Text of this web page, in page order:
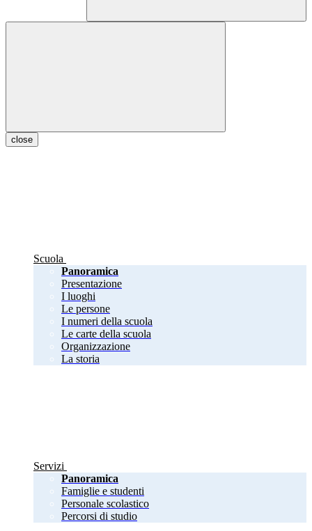
close
Scuola
Panoramica
Presentazione
I luoghi
Le persone
I numeri della scuola
Le carte della scuola
Organizzazione
La storia
Servizi
Panoramica
Famiglie e studenti
Personale scolastico
Percorsi di studio